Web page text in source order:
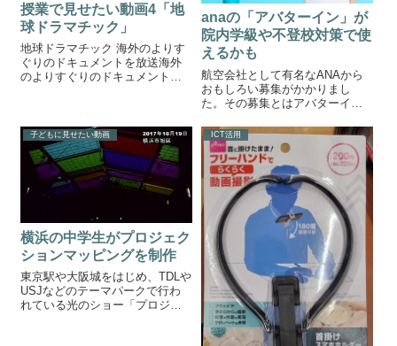
授業で見せたい動画4「地
球ドラマチック」
地球ドラマチック 海外のよりす
ぐりのドキュメントを放送海外
のよりすぐりのドキュメントを
声に癒されますね。恐竜の謎や
宇宙の神秘、大自然の驚異、遺
跡や建築に込...
anaの「アバターイン」が
院内学級や不登校対策で使
えるかも
航空会社として有名なANAから
おもしろい募集がかかりまし
た。その募集とはアバターイン
ーになりませんか？というも
の。募集についてはANAのホー
ムページに詳しく掲載されてい
ます。以下の画像はANAホーム
ページより引用...
子どもに見せたい動画
横浜の中学生がプロジェク
ションマッピングを制作
東京駅や大阪城をはじめ、TDLや
USJなどのテーマパークで行わ
れている光のショー「プロジェ
ICT活用